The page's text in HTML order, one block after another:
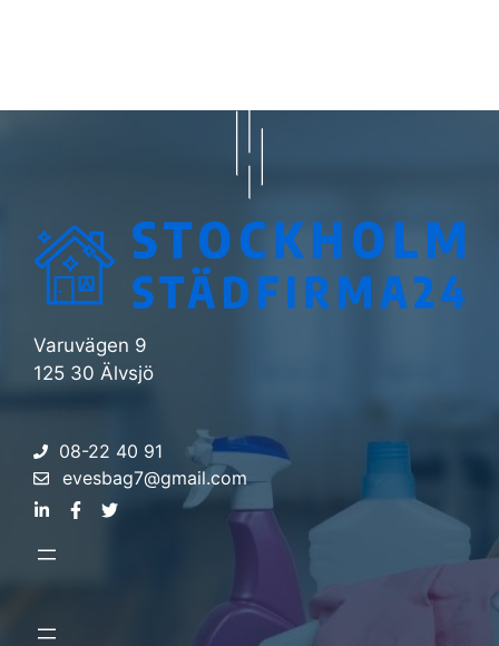
Varuvägen 9
125 30 Älvsjö
08-22 40 91
evesbag7@gmail.com